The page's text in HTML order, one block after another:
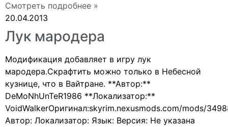
Смотреть подробнее »
20.04.2013
Лук мародера
Модификация добавляет в игру лук
мародера.Скрафтить можно только в Небесной
кузнице, что в Вайтране. **Автор:**
DeMoNhUnTeR1986 **Локализатор:**
VoidWalkerОригинал:skyrim.nexusmods.com/mods/
Автор: Локализатор: Язык: Версия: Не указана